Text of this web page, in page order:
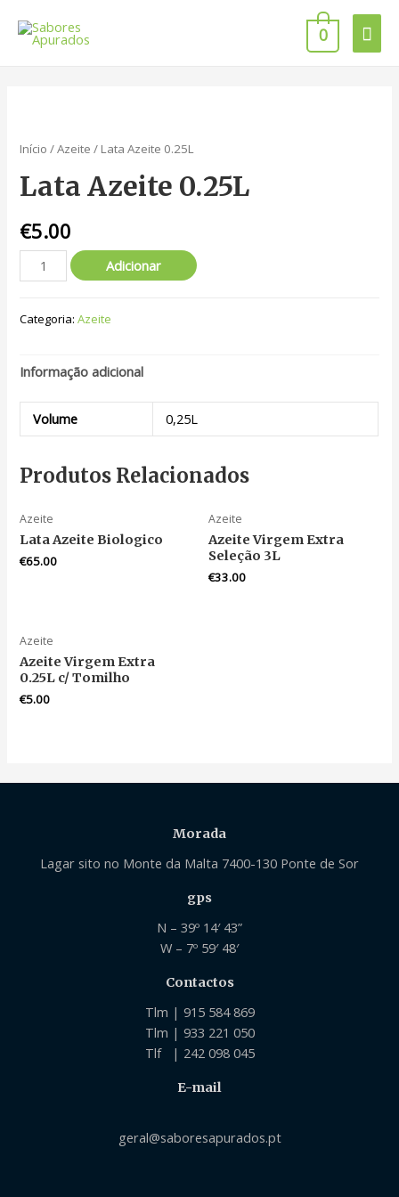
0
Início /Azeite / Lata Azeite 0.25L
Lata Azeite 0.25L
€5.00
Adicionar
Categoria:Azeite
Informação adicional
Volume 0,25L
Produtos Relacionados
Azeite
Lata Azeite Biologico
€65.00
Azeite
Azeite Virgem Extra
Seleção 3L
€33.00
Azeite
Azeite Virgem Extra
0.25L c/ Tomilho
€5.00
Morada
Lagar sito no Monte da Malta 7400-130 Ponte de Sor
gps
N – 39º 14′ 43”
W – 7º 59′ 48′
Contactos
Tlm | 915 584 869
Tlm | 933 221 050
Tlf | 242 098 045
E-mail
geral@saboresapurados.pt